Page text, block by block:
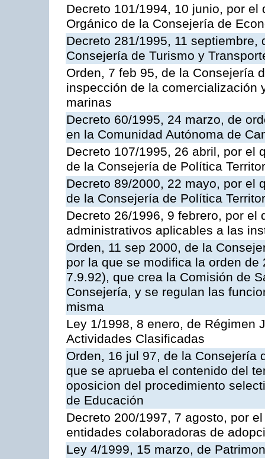
Decreto 101/1994, 10 junio, por
Orgánico de la Consejería de
Decreto 281/1995, 11
Consejería de Turismo y
Orden, 7 feb 95, de la Consejería
inspección de la comercialización
marinas
Decreto 60/1995, 24 marzo, de
en la Comunidad Autónoma de
Decreto 107/1995, 26 abril, por el
de la Consejería de Política
Decreto 89/2000, 22 mayo, por el
de la Consejería de Política
Decreto 26/1996, 9 febrero, por
administrativos aplicables a las
Orden, 11 sep 2000, de la
por la que se modifica la orden
7.9.92), que crea la Comisión de
Consejería, y se regulan las
misma
Ley 1/1998, 8 enero, de Régimen
Actividades Clasificadas
Orden, 16 jul 97, de la Consejería
que se aprueba el contenido del
oposicion del procedimiento
de Educación
Decreto 200/1997, 7 agosto, por
entidades colaboradoras de
Ley 4/1999, 15 marzo, de